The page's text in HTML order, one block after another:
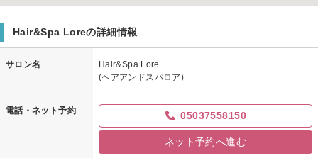
Hair&Spa Loreの詳細情報
サロン名
Hair&Spa Lore
(ヘアアンドスパロア)
電話・ネット予約 05037558150
ネット予約へ進む